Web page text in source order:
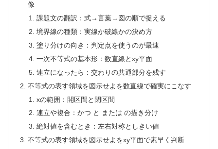
像
課題文の翻訳：式→言葉→図の順で捉える
境界線の種類：実線か破線かの決め方
塗り分けの向き：判定点を使うのが最速
一次不等式の基本形：数直線とxy平面
連立になったら：交わりの共通部分を残す
不等式の表す領域を図示せよを数直線で確実にこなす
xの範囲：開区間と閉区間
連立や複合：かつ と または の描き分け
絶対値を含むとき：左右対称としきい値
不等式の表す領域を図示せよをxy平面で素早く判断